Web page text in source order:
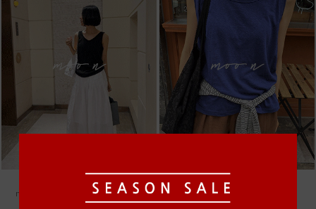
m_밴프 핀턱 린넨스커트 [3차 재입고]
m_마무 린넨 나시 [4차 재입고]